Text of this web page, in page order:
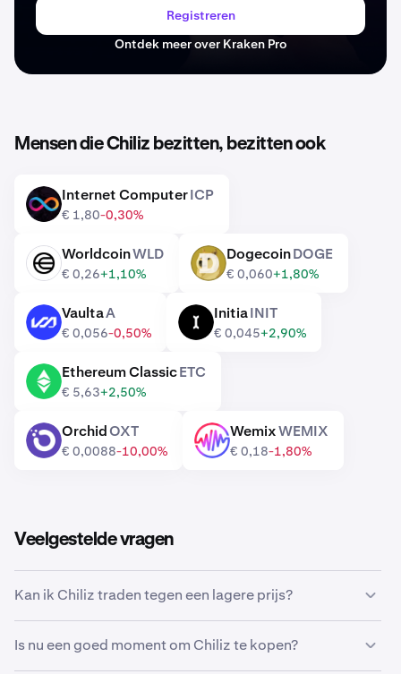
Registreren
Ontdek meer over Kraken Pro
Mensen die Chiliz bezitten, bezitten ook
ICP Internet ComputerICP
€ 1,80-0,30%
WLD WorldcoinWLD
€ 0,26+1,10%
DOGE DogecoinDOGE
€ 0,060+1,80%
A VaultaA
€ 0,056-0,50%
InitiaINIT
€ 0,045+2,90%
ETC Ethereum ClassicETC
€ 5,63+2,50%
OXT OrchidOXT
€ 0,0088-10,00%
WEMIX WemixWEMIX
€ 0,18-1,80%
Veelgestelde vragen
Kan ik Chiliz traden tegen een lagere prijs?
automatisch Chiliz te kopen als het een lagere prijs
bereikt.
Is nu een goed moment om Chiliz te kopen?